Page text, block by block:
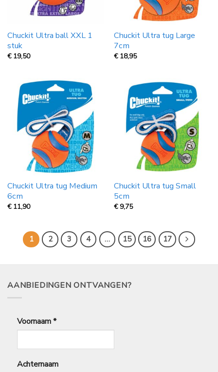
Chuckit Ultra ball XXL 1
stuk
€ 19,50
Chuckit Ultra tug Large
7cm
€ 18,95
Chuckit Ultra tug Medium
6cm
€ 11,90
Chuckit Ultra tug Small
5cm
€9,75
1 2 3 4 … 15 16 17
AANBIEDINGEN ONTVANGEN?
Voornaam*
Achternaam